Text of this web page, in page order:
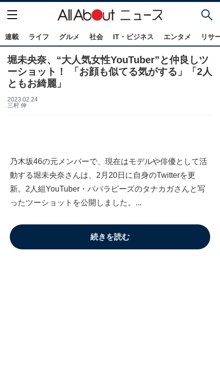
連載 ライフ グルメ 社会 IT・ビジネス エンタメ リサ
堀未央奈、“大人気女性YouTuber”と仲良しツ
ーショット！ 「お顔も似てる気がする」「2人
ともお綺麗」
2023.02.24
三村 伸
乃木坂46の元メンバーで、現在はモデルや俳優として活
動する堀未央奈さんは、2月20日に自身のTwitterを更
新。2人組YouTuber・パパラピーズのタナカガさんと写
ったツーショットを公開しました。...
続きを読む